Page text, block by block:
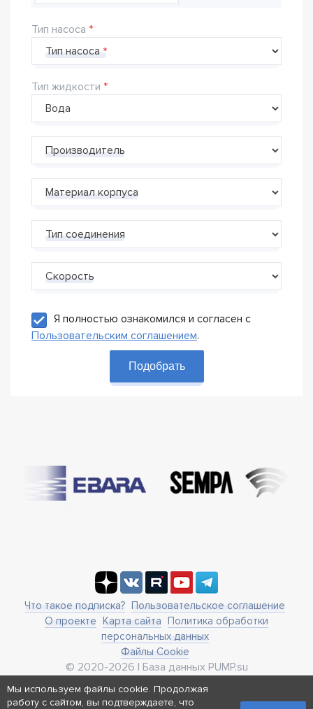
Тип насоса
Тип насоса
Тип жидкости
Производитель
Материал корпуса
Тип соединения
Скорость
Я полностью ознакомился и согласен с
Пользовательским соглашением.
Подобрать
Что такое подписка? Пользовательское соглашение
О проекте Карта сайта Политика обработки
персональных данных
Файлы Cookie
© 2020-2026 | База данных PUMP.su
business@pump.su
г. Москва, ул. Ленинская Слобода 19
Мы используем файлы cookie. Продолжая
работу с сайтом, вы подтверждаете, что